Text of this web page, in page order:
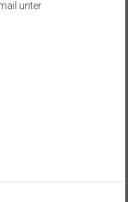
unter